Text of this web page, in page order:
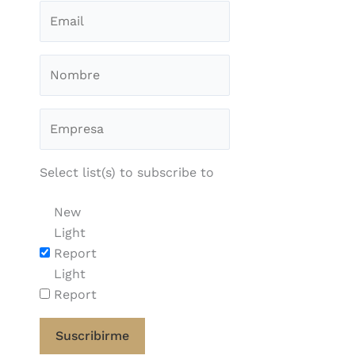
Select list(s) to subscribe to
New
Light
Report
Light
Report